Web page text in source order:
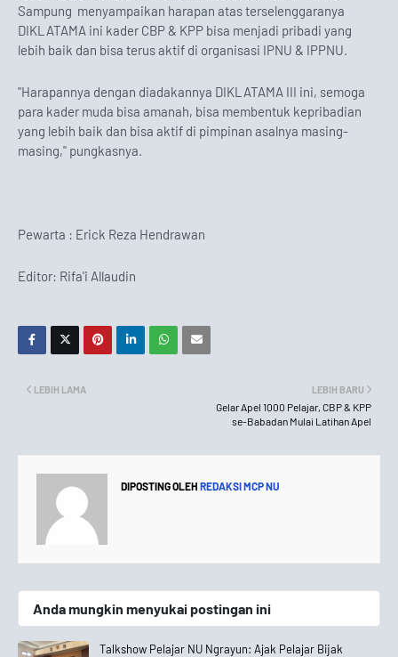
Sampung menyampaikan harapan atas terselenggaranya
DIKLATAMA ini kader CBP & KPP bisa menjadi pribadi yang
lebih baik dan bisa terus aktif di organisasi IPNU & IPPNU.
"Harapannya dengan diadakannya DIKLATAMA III ini, semoga
para kader muda bisa amanah, bisa membentuk kepribadian
yang lebih baik dan bisa aktif di pimpinan asalnya masing-
masing," pungkasnya.
Pewarta : Erick Reza Hendrawan
Editor: Rifa'i Allaudin
LEBIH BARU
Gelar Apel 1000 Pelajar, CBP & KPP
se-Babadan Mulai Latihan Apel
LEBIH LAMA
DIPOSTING OLEH REDAKSI MCP NU
Anda mungkin menyukai postingan ini
Talkshow Pelajar NU Ngrayun: Ajak Pelajar Bijak